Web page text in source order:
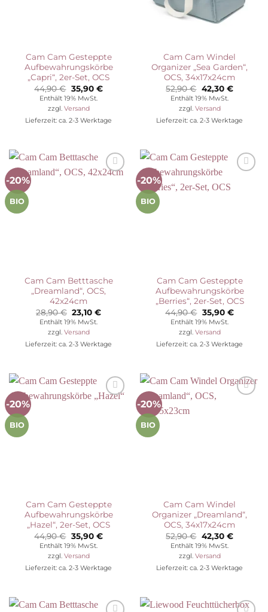
Cam Cam Gesteppte
Aufbewahrungskörbe
„Capri“, 2er-Set, OCS
44,90€ Ursprünglicher
Preis
war:
44,90 €
35,90 €Aktueller
Enthält 19% MwSt.
zzgl. Versand
Lieferzeit: ca. 2-3 Werktage
Cam Cam Windel
Organizer „Sea Garden“,
OCS, 34x17x24cm
52,90€ Ursprünglicher
Preis
war:
52,90 €
42,30 €
Enthält 19% MwSt.
zzgl. Versand
Lieferzeit: ca. 2-3 Werktage
-20%
BIO
Cam Cam Betttasche
„Dreamland“, OCS,
42x24cm
28,90€ Ursprünglicher
Preis
war:
28,90 €
23,10€Aktueller
Enthält 19% MwSt.
zzgl. Versand
Lieferzeit: ca. 2-3 Werktage
-20%
BIO
Wunschliste
Cam Cam Gesteppte
Aufbewahrungskörbe
„Berries“, 2er-Set, OCS
44,90€ Ursprünglicher
Preis
war:
44,90 €
35,90 €
Enthält 19% MwSt.
zzgl. Versand
Lieferzeit: ca. 2-3 Werktage
-20%
BIO
Cam Cam Gesteppte
Aufbewahrungskörbe
„Hazel“, 2er-Set, OCS
44,90€ Ursprünglicher
Preis
war:
44,90 €
35,90 €Aktueller
Enthält 19% MwSt.
zzgl. Versand
Lieferzeit: ca. 2-3 Werktage
-20%
BIO
Cam Cam Windel
Organizer „Dreamland“,
OCS, 34x17x24cm
52,90€ Ursprünglicher
Preis
war:
52,90 €
42,30 €
Enthält 19% MwSt.
zzgl. Versand
Lieferzeit: ca. 2-3 Werktage